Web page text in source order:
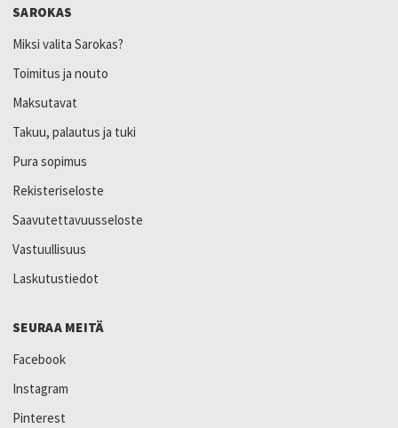
SAROKAS
Miksi valita Sarokas?
Toimitus ja nouto
Maksutavat
Takuu, palautus ja tuki
Pura sopimus
Rekisteriseloste
Saavutettavuusseloste
Vastuullisuus
Laskutustiedot
SEURAA MEITÄ
Facebook
Instagram
Pinterest